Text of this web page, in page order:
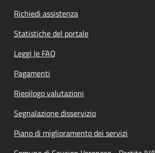
Richiedi assistenza
Statistiche del portale
Leggi le FAQ
Pagamenti
Riepilogo valutazioni
Segnalazione disservizio
Piano di miglioramento dei servizi